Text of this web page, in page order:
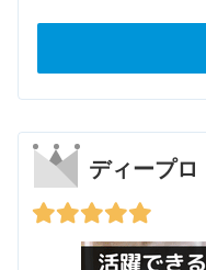
ディープロ